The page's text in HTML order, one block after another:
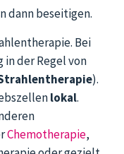
dann beseitigen.
Bei
der Regel von
).
lokal.
Chemotherapie,